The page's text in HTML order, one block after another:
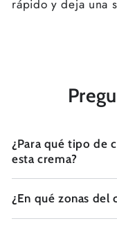
rápido y deja una
¿Para qué tipo de
esta crema?
¿En qué zonas del